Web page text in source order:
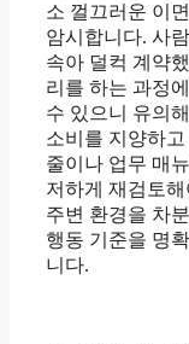
소 껄끄러운 이
암시합니다. 사
속아 덜컥 계약
리를 하는 과정
수 있으니 유의
소비를 지양하고
줄이나 업무 매
저하게 재검토
주변 환경을 차
행동 기준을 명
니다.